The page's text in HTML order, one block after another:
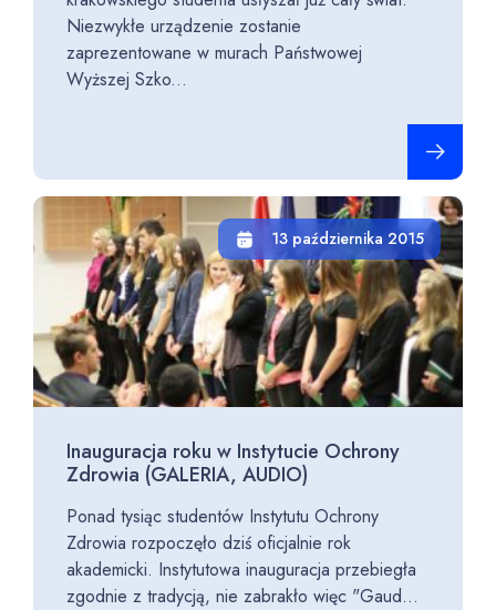
Niezwykłe urządzenie zostanie
zaprezentowane w murach Państwowej
Wyższej Szko...
13 października 2015
Inauguracja roku w Instytucie Ochrony
Zdrowia (GALERIA, AUDIO)
Ponad tysiąc studentów Instytutu Ochrony
Zdrowia rozpoczęło dziś oficjalnie rok
akademicki. Instytutowa inauguracja przebiegła
zgodnie z tradycją, nie zabrakło więc "Gaud...